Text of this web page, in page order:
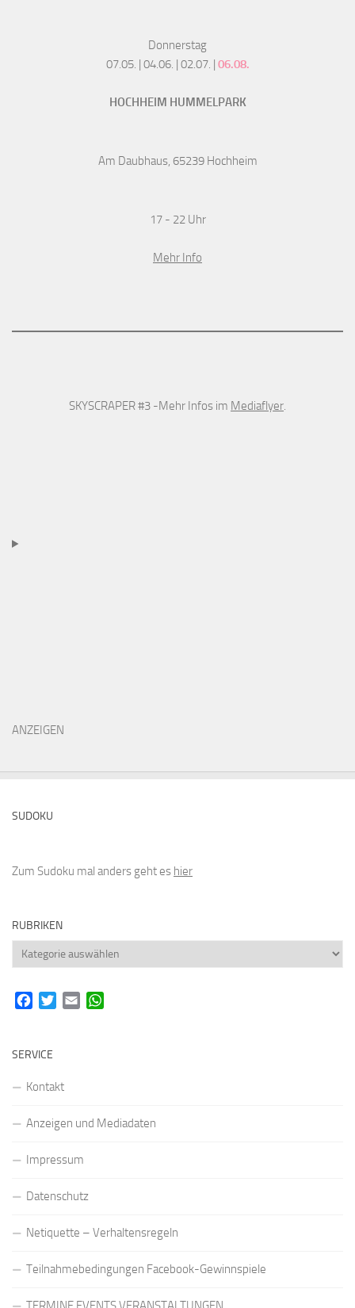
Donnerstag
07.05. | 04.06. | 02.07. | 06.08.
HOCHHEIM HUMMELPARK
Am Daubhaus, 65239 Hochheim
17 - 22 Uhr
Mehr Info
SKYSCRAPER #3 -Mehr Infos im Mediaflyer.
ANZEIGEN
SUDOKU
Zum Sudoku mal anders geht es hier
RUBRIKEN
Rubriken
FacebookTwitterEmail
SERVICE
Kontakt
Anzeigen und Mediadaten
Impressum
Datenschutz
Netiquette – Verhaltensregeln
Teilnahmebedingungen Facebook-Gewinnspiele